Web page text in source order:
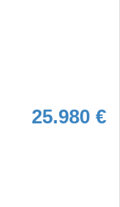
25.980 €